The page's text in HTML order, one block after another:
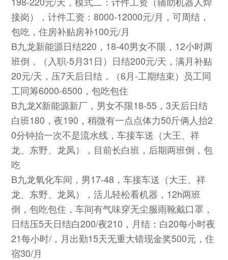
接岗），计件工资：8000-12000元/月，可周结，
包吃，住房补贴房补100元/月
B九龙新能源日结220，18-40男女不限，12小时两
班倒，（入职-5月31日）日结200元/天，满月补贴
20元/天，压7天后日结，（6月-工期结束）员工同
工同筹6000-6500，包吃包住
B九龙X新能源新厂，男女不限18-55，3天后日结
白班180，夜190，稍微有一点点体力50斤俩人抬2
0分钟抬一次不是流水线，车接车送（大王、祥
龙、东野、龙凤），目前长白班，后期两班倒，包
吃
B九龙氧化车间，男17-48，车接车送（大王、祥
龙、东野、龙凤），活儿轻松看机器，12h两班
倒，包吃包住，车间有气味穿无尘服雨靴戴口罩，
日结压5天日结白200/夜210，月结：白20每小时夜
21每小时/，月出勤15天无重大错现金奖500元，住
宿30/月